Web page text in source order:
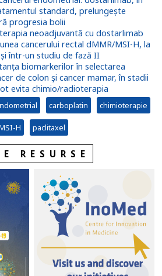
standard, prelungeşte
progresia bolii
neoadjuvantă cu dostarlimab
cancerului rectal dMMR/MSI-H, la
într-un studiu de fază II
biomarkerilor în selectarea
de colon și cancer mamar, în stadii
evita chimio/radioterapia
carboplatin chimioterapie
H paclitaxel
RESURSE